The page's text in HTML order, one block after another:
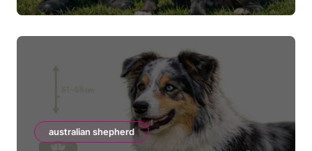
australian shepherd